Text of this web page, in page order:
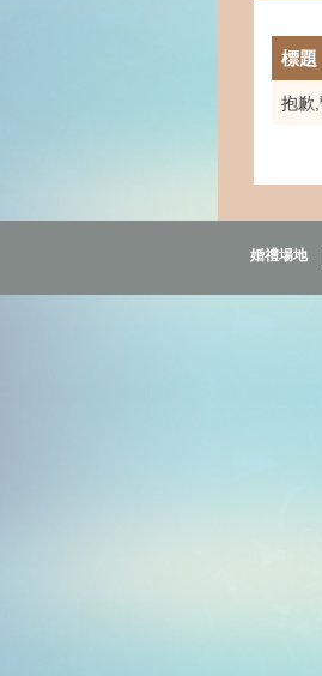
標題
抱歉
婚禮場地